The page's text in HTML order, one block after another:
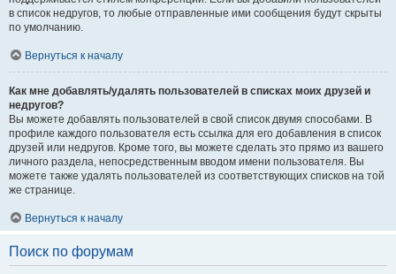
в список недругов, то любые отправленные ими сообщения будут скрыты
по умолчанию.
Вернуться к началу
Как мне добавлять/удалять пользователей в списках моих друзей и
недругов?
Вы можете добавлять пользователей в свой список двумя способами. В
профиле каждого пользователя есть ссылка для его добавления в список
друзей или недругов. Кроме того, вы можете сделать это прямо из вашего
личного раздела, непосредственным вводом имени пользователя. Вы
можете также удалять пользователей из соответствующих списков на той
же странице.
Вернуться к началу
Поиск по форумам